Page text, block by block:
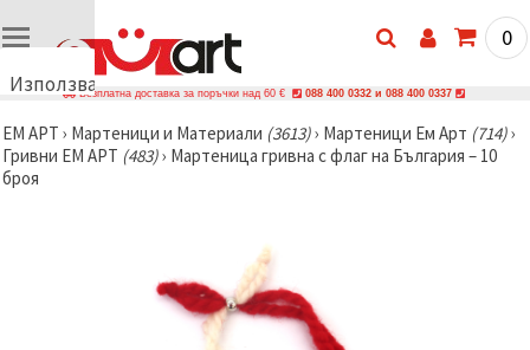
Използваме
🍪
Използваме
бисквитки
0
Безплатна доставка за поръчки над 60 € 088 400 0332 и 088 400 0337
ЕМ АРТ › Мартеници и Материали (3613)› Мартеници Ем Арт (714)›
Гривни ЕМ АРТ (483)› Мартеница гривна с флаг на България – 10
броя